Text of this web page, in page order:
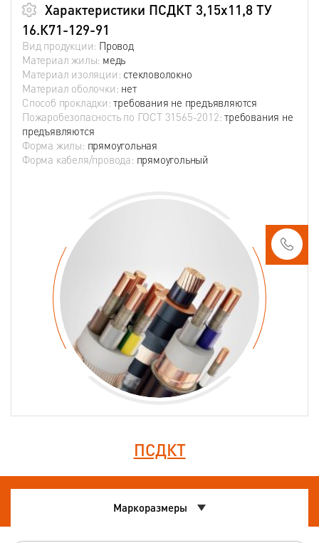
Характеристики ПСДКТ 3,15х11,8 ТУ
16.К71-129-91
Вид продукции: Провод
Материал жилы: медь
Материал изоляции: стекловолокно
Материал оболочки: нет
Способ прокладки:требования не предъявляются
Пожаробезопасность по ГОСТ 31565-2012:требования не
предъявляются
Форма жилы: прямоугольная
Форма кабеля/провода: прямоугольный
ПСДКТ
Маркоразмеры